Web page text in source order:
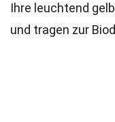
Ihre leuchtend
und tragen zur